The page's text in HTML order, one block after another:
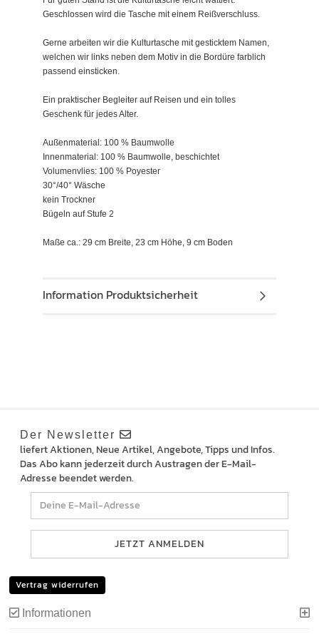
Geschlossen wird die Tasche mit einem Reißverschluss.
Gerne arbeiten wir die Kulturtasche mit gesticktem Namen,
welchen wir links neben dem Motiv in die Bordüre farblich
passend einsticken.
Ein praktischer Begleiter auf Reisen und ein tolles
Geschenk für jedes Alter.
Außenmaterial: 100 % Baumwolle
Innenmaterial: 100 % Baumwolle, beschichtet
Volumenvlies: 100 % Poyester
30°/40° Wäsche
kein Trockner
Bügeln auf Stufe 2
Maße ca.: 29 cm Breite, 23 cm Höhe, 9 cm Boden
Information Produktsicherheit
Der Newsletter
liefert Aktionen, Neue Artikel, Angebote, Tipps und Infos.
Das Abo kann jederzeit durch Austragen der E-Mail-
Adresse beendet werden.
Vertrag widerrufen
Informationen